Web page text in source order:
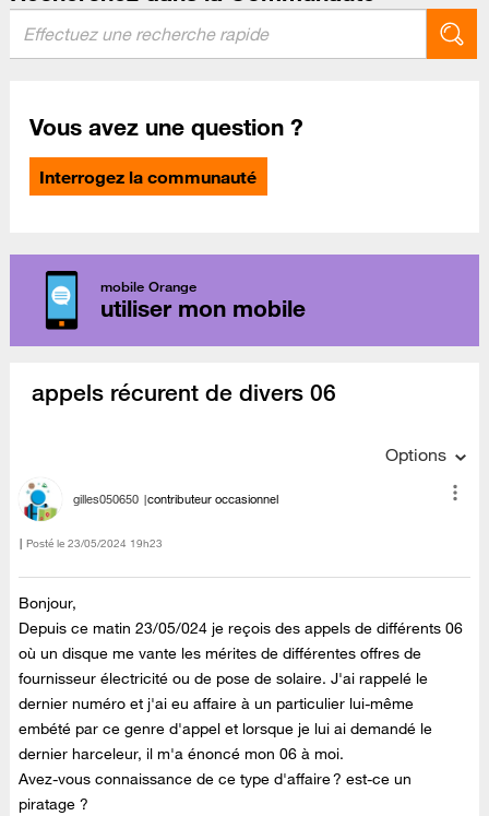
Vous avez une question ?
Interrogez la communauté
mobile Orange
utiliser mon mobile
appels récurent de divers 06
Options
gilles050650 contributeur occasionnel
Posté le ‎23/05/2024 19h23
Bonjour,
Depuis ce matin 23/05/024 je reçois des appels de différents 06
où un disque me vante les mérites de différentes offres de
fournisseur électricité ou de pose de solaire. J'ai rappelé le
dernier numéro et j'ai eu affaire à un particulier lui-même
embété par ce genre d'appel et lorsque je lui ai demandé le
dernier harceleur, il m'a énoncé mon 06 à moi.
Avez-vous connaissance de ce type d'affaire ? est-ce un
piratage ?